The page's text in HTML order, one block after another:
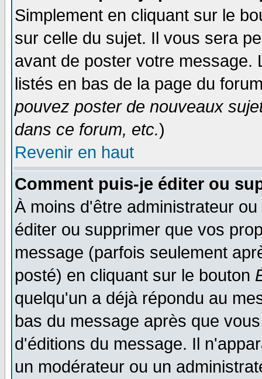
Simplement en cliquant sur le
sur celle du sujet. Il vous sera
avant de poster votre
listés en bas de la page du
pouvez poster de nouveaux
dans ce forum, etc.)
Revenir en haut
Comment puis-je éditer ou
À moins d'être administrateur
éditer ou supprimer que vos
message (parfois seulement
posté) en cliquant sur le bouton
quelqu'un a déjà répondu au
bas du message après que
d'éditions du message. Il
un modérateur ou un